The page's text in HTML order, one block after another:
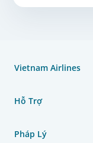
Vietnam Airlines
Hỗ Trợ
Pháp Lý